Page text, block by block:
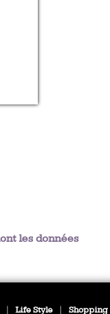
les données
Life Style Shopping